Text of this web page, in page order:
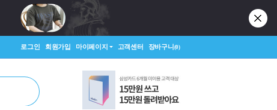
로그인 회원가입 마이페이지 고객센터 장바구니(0)